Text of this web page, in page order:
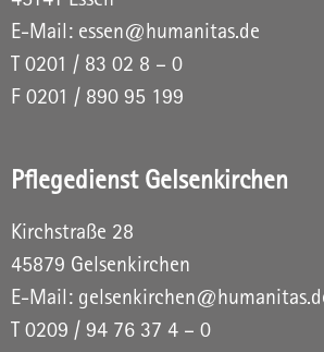
E-Mail: essen@humanitas.de
T 0201 / 83 02 8 – 0
F 0201 / 890 95 199
Pflegedienst Gelsenkirchen
Kirchstraße 28
45879 Gelsenkirchen
E-Mail:
T 0209 / 94 76 37 4 – 0